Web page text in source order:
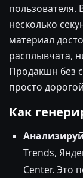
пользователя.
несколько
материал
расплывчата,
Продакшн без
просто
Как
Trends,
Center. Это